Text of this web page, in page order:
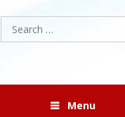
Search
for:
Menu